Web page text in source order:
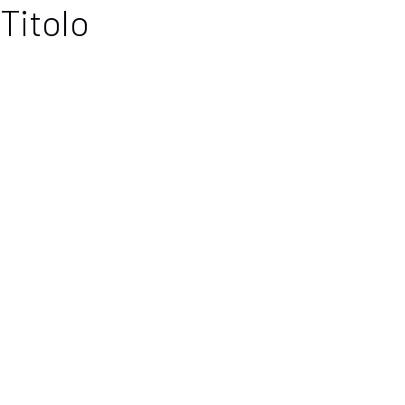
Titolo